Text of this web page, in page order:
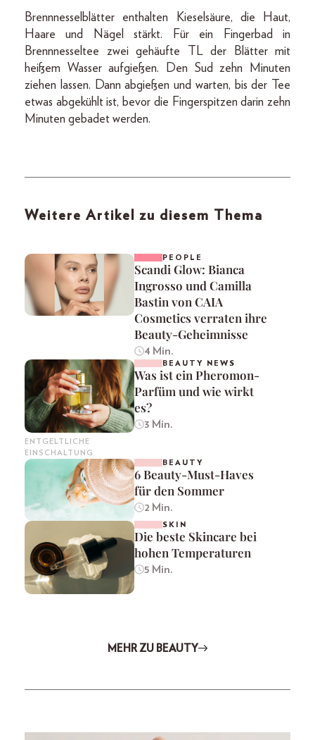
Brennnesselblätter enthalten Kieselsäure, die Haut,
Haare und Nägel stärkt. Für ein Fingerbad in
Brennnesseltee zwei gehäufte TL der Blätter mit
heißem Wasser aufgießen. Den Sud zehn Minuten
ziehen lassen. Dann abgießen und warten, bis der Tee
etwas abgekühlt ist, bevor die Fingerspitzen darin zehn
Minuten gebadet werden.
Weitere Artikel zu diesem Thema
PEOPLE
Scandi Glow: Bianca
Ingrosso und Camilla
Bastin von CAIA
Cosmetics verraten ihre
Beauty-Geheimnisse
4 Min.
ENTGELTLICHE
EINSCHALTUNG
BEAUTY NEWS
Was ist ein Pheromon-
Parfüm und wie wirkt
es?
3 Min.
BEAUTY
6 Beauty-Must-Haves
für den Sommer
2 Min.
SKIN
Die beste Skincare bei
hohen Temperaturen
5 Min.
MEHR ZU BEAUTY